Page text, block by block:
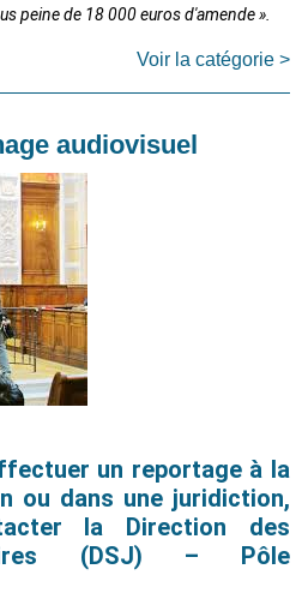
peine de 18 000 euros d'amende ».
Voir la catégorie >
audiovisuel
un reportage à la
ou dans une juridiction,
la Direction des
(DSJ) – Pôle